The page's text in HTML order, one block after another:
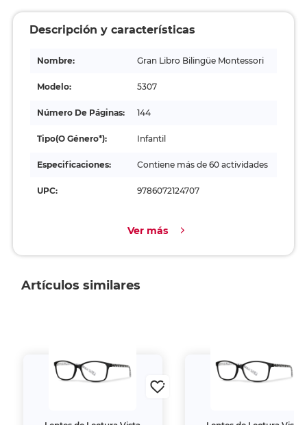
Descripción y características
Nombre: Gran Libro Bilingüe Montessori
Modelo: 5307
Número De Páginas: 144
Tipo(o Género*): Infantil
Especificaciones: Contiene más de 60 actividades
UPC: 9786072124707
Ver más
Artículos similares